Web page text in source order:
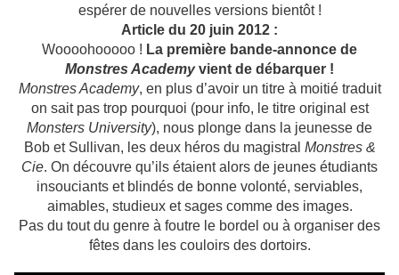
espérer de nouvelles versions bientôt !
Article du 20 juin 2012 :
Woooohooooo ! La première bande-annonce de
Monstres Academyvient de débarquer !
Monstres Academy, en plus d’avoir un titre à moitié traduit
on sait pas trop pourquoi (pour info, le titre original est
Monsters University), nous plonge dans la jeunesse de
Bob et Sullivan, les deux héros du magistral Monstres &
Cie. On découvre qu’ils étaient alors de jeunes étudiants
insouciants et blindés de bonne volonté, serviables,
aimables, studieux et sages comme des images.
Pas du tout du genre à foutre le bordel ou à organiser des
fêtes dans les couloirs des dortoirs.